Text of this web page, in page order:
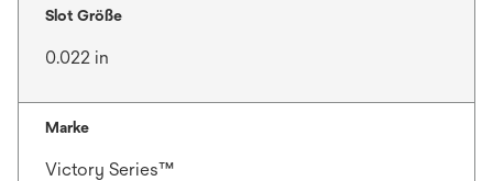
Slot Größe
0.022 in
Marke
Victory Series™